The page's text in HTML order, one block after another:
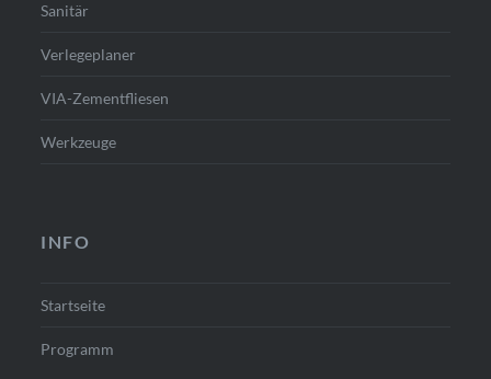
Sanitär
Verlegeplaner
VIA-Zementfliesen
Werkzeuge
INFO
Startseite
Programm